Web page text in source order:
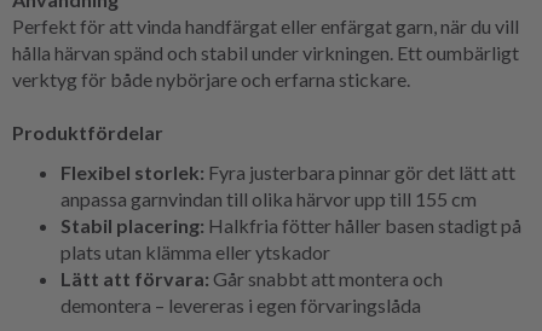
Perfekt för att vinda handfärgat eller enfärgat garn, när du vill
hålla härvan spänd och stabil under virkningen. Ett oumbärligt
verktyg för både nybörjare och erfarna stickare.
Produktfördelar
Flexibel storlek: Fyra justerbara pinnar gör det lätt att
anpassa garnvindan till olika härvor upp till 155 cm
Stabil placering: Halkfria fötter håller basen stadigt på
plats utan klämma eller ytskador
Lätt att förvara: Går snabbt att montera och
demontera – levereras i egen förvaringslåda